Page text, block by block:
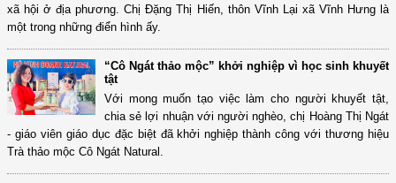
xã hội ở địa phương. Chị Đặng Thị Hiến, thôn Vĩnh Lại xã Vĩnh Hưng là
một trong những điển hình ấy.
“Cô Ngát thảo mộc” khởi nghiệp vì học sinh khuyết
tật
Với mong muốn tạo việc làm cho người khuyết tật,
chia sẻ lợi nhuận với người nghèo, chị Hoàng Thị Ngát
- giáo viên giáo dục đặc biệt đã khởi nghiệp thành công với thương hiệu
Trà thảo mộc Cô Ngát Natural.